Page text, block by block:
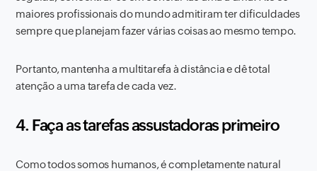
maiores profissionais do mundo admitiram ter dificuldades
sempre que planejam fazer várias coisas ao mesmo tempo.
Portanto, mantenha a multitarefa à distância e dê total
atenção a uma tarefa de cada vez.
4. Faça as tarefas assustadoras primeiro
Como todos somos humanos, é completamente natural